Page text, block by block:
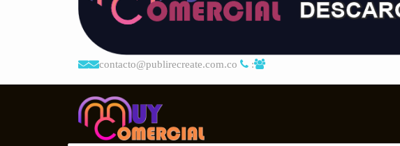
contacto@publirecreate.com.co :